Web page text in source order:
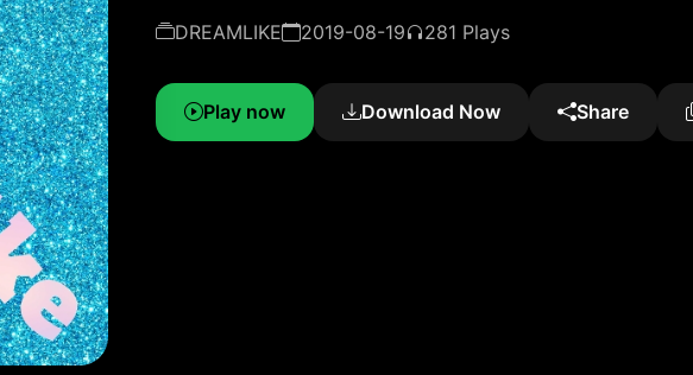
DREAMLIKE 2019-08-19 281 Plays
Play now Download Now Share